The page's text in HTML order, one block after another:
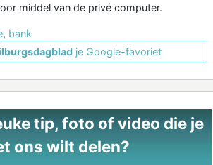
middel van de privé computer.
, bank
je Google-favoriet
tip, foto of video die je
ons wilt delen?